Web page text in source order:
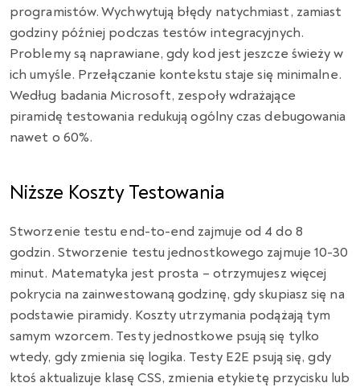
programistów. Wychwytują błędy natychmiast, zamiast
godziny później podczas testów integracyjnych.
Problemy są naprawiane, gdy kod jest jeszcze świeży w
ich umyśle. Przełączanie kontekstu staje się minimalne.
Według badania Microsoft, zespoły wdrażające
piramidę testowania redukują ogólny czas debugowania
nawet o 60%.
Niższe Koszty Testowania
Stworzenie testu end-to-end zajmuje od 4 do 8
godzin. Stworzenie testu jednostkowego zajmuje 10-30
minut. Matematyka jest prosta – otrzymujesz więcej
pokrycia na zainwestowaną godzinę, gdy skupiasz się na
podstawie piramidy. Koszty utrzymania podążają tym
samym wzorcem. Testy jednostkowe psują się tylko
wtedy, gdy zmienia się logika. Testy E2E psują się, gdy
ktoś aktualizuje klasę CSS, zmienia etykietę przycisku lub